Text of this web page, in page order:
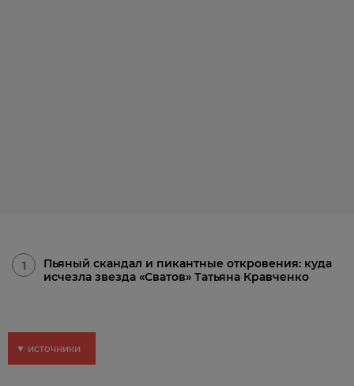
1
Пьяный скандал и пикантные откровения: куда
исчезла звезда «Сватов» Татьяна Кравченко
▼ источники